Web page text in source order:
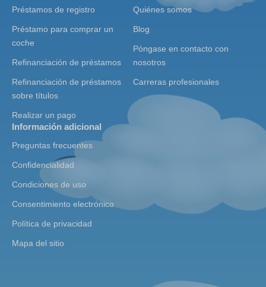
Préstamos de registro
Préstamo para comprar un
coche
Refinanciación de préstamos
Refinanciación de préstamos
sobre títulos
Realizar un pago
Quiénes somos
Blog
Póngase en contacto con
nosotros
Carreras profesionales
Información adicional
Preguntas frecuentes
Confidencialidad
Condiciones de uso
Consentimiento electrónico
Política de privacidad
Mapa del sitio